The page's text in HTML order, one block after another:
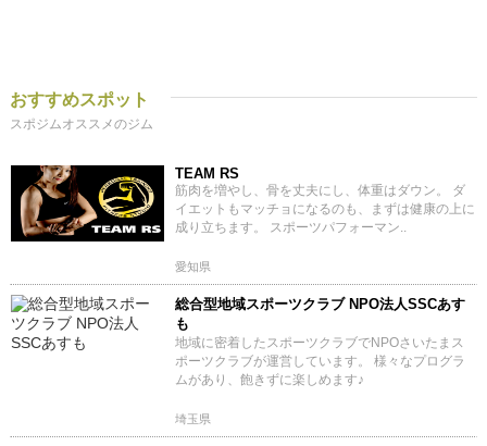
おすすめスポット
スポジムオススメのジム
TEAM RS
筋肉を増やし、骨を丈夫にし、体重はダウン。 ダ
イエットもマッチョになるのも、まずは健康の上に
成り立ちます。 スポーツパフォーマン..
愛知県
総合型地域スポーツクラブ NPO法人SSCあす
も
地域に密着したスポーツクラブでNPOさいたまス
ポーツクラブが運営しています。 様々なプログラ
ムがあり、飽きずに楽しめます♪
埼玉県